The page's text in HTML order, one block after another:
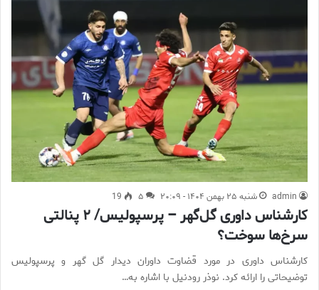
admin شنبه ۲۵ بهمن ۱۴۰۴ - ۲۰:۰۹ ۵ 19
کارشناس داوری گل‌گهر – پرسپولیس/ ۲ پنالتی
سرخ‌ها سوخت؟
کارشناس داوری در مورد قضاوت داوران دیدار گل گهر و پرسپولیس
توضیحاتی را ارائه کرد. نوذر رودنیل با اشاره به…